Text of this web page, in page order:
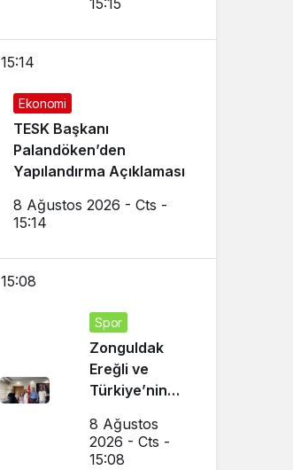
15:15
15:14
Ekonomi
TESK Başkanı
Palandöken’den
Yapılandırma Açıklaması
8 Ağustos 2026 - Cts -
15:14
15:08
Spor
Zonguldak
Ereğli ve
Türkiye’nin
8 Ağustos
2026 - Cts -
15:08